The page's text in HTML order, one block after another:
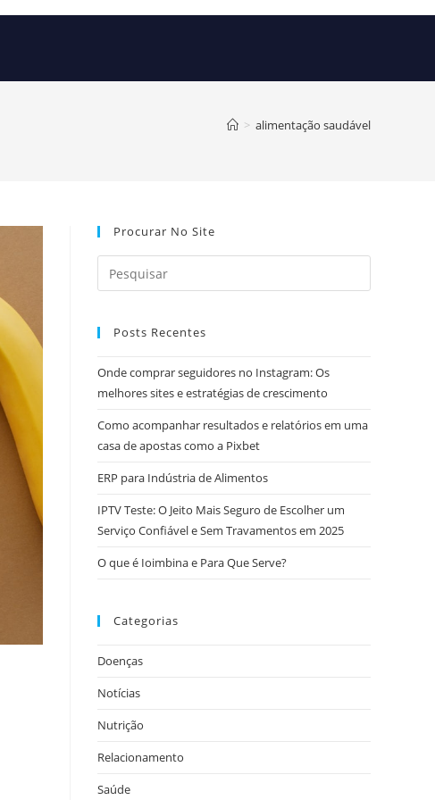
> alimentação saudável
Procurar No Site
Posts Recentes
Onde comprar seguidores no Instagram: Os
melhores sites e estratégias de crescimento
Como acompanhar resultados e relatórios em uma
casa de apostas como a Pixbet
ERP para Indústria de Alimentos
IPTV Teste: O Jeito Mais Seguro de Escolher um
Serviço Confiável e Sem Travamentos em 2025
O que é Ioimbina e Para Que Serve?
Categorias
Doenças
Notícias
Nutrição
Relacionamento
Saúde